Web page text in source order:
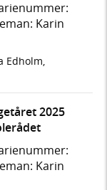
Karin
Edholm,
2025
Karin